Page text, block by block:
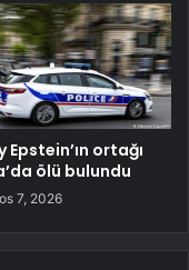
Epstein’ın ortağı
ölü bulundu
7, 2026